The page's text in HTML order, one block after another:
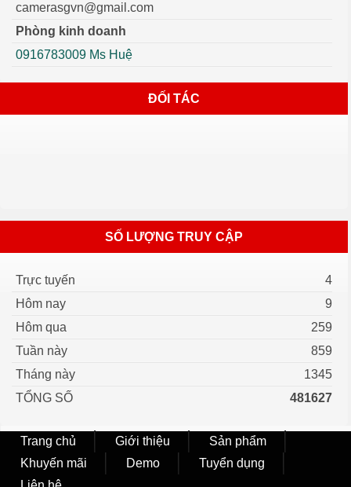
camerasgvn@gmail.com
Phòng kinh doanh
0916783009 Ms Huệ
ĐỐI TÁC
SỐ LƯỢNG TRUY CẬP
Trực tuyến
4
Hôm nay
9
Hôm qua
259
Tuần này
859
Tháng này
1345
TỔNG SỐ
481627
Trang chủ Giới thiệu
Sản phẩm
Khuyến mãi
Demo
Tuyển dụng